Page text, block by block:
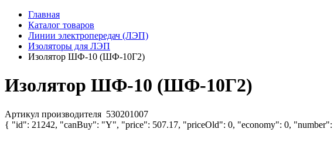
Главная
Каталог товаров
Линии электропередач (ЛЭП)
Изоляторы для ЛЭП
Изолятор ШФ-10 (ШФ-10Г2)
Изолятор ШФ-10 (ШФ-10Г2)
Артикул производителя 530201007
{ "id": 21242, "canBuy": "Y", "price": 507.17, "priceOld": 0, "economy": 0,